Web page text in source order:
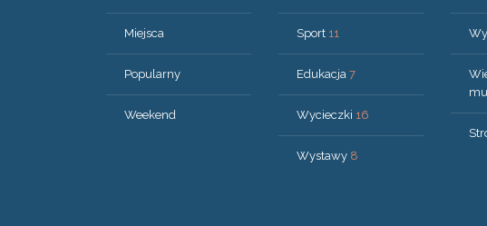
Miejsca
Popularny
Weekend
Sport 11
Edukacja 7
Wycieczki 16
Wystawy 8